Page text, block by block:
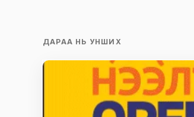
ДАРАА НЬ УНШИХ